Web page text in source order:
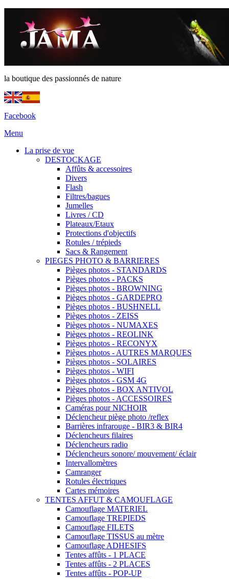
la boutique des passionnés de nature
Facebook
Menu
La prise de vue
DESTOCKAGE
Affûts & accessoires
Divers
Flash
Filtres/bagues
Jumelles
Livres / CD
Plateaux/Etaux
Protections d'objectifs
Rotules / trépieds
Sacs & Rangement
PIEGES PHOTO & BARRIERES
Pièges photos - STANDARDS
Pièges photos - PACKS
Pièges photos - BROWNING
Pièges photos - GARDEPRO
Pièges photos - BUSHNELL
Pièges photos - ZEISS
Pièges photos - NUMAXES
Pièges photos - REOLINK
Pièges photos - RECONYX
Pièges photos - AUTRES MARQUES
Pièges photos - SOLAIRES
Pièges photos - WIFI
Pièges photos - GSM 4G
Pièges photos - BOX ANTIVOL
Pièges photos - ACCESSOIRES
Caméras pour NICHOIR
Déclencheur piège photo /reflex
Barrières infrarouge - BIR3 & BIR4
Déclencheurs filaires
Déclencheurs radio
Déclencheurs sonore/ mouvement/ éclair
Intervallomètres
Camranger
Rotules électriques
Cartes mémoires
TENTES AFFUT & CAMOUFLAGE
Camouflage MATERIEL
Camouflage TREPIEDS
Camouflage FILETS
Camouflage TISSUS au mètre
Camouflage ADHESIFS
Tentes affûts - 1 PLACE
Tentes affûts - 2 PLACES
Tentes affûts - POP-UP